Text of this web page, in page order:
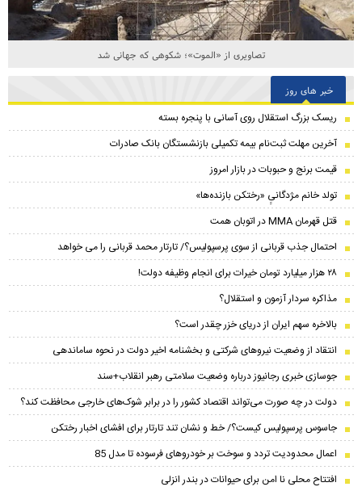
تصاویری از «الموت»؛ شکوهی که جهانی شد
خبر های روز
ریسک بزرگ استقلال روی آسانی با پنجره بسته
آخرین مهلت ثبت‌نام بیمه تکمیلی بازنشستگان بانک صادرات
قیمت برنج و حبوبات در بازار امروز
تولد خانم مژدگانیِِ «رختکن بازنده‌ها»
قتل قهرمان MMA در اتوبان همت
احتمال جذب قربانی از سوی پرسپولیس؟/ تارتار محمد قربانی را می خواهد
۲۸ هزار میلیارد تومان خیرات برای انجام وظیفه دولت!
مذاکره سردار آزمون و استقلال؟
بالاخره سهم ایران از دریای خزر چقدر است؟
انتقاد از وضعیت نیروهای شرکتی و بخشنامه اخیر دولت در نحوه ساماندهی
جوسازی خبری رجانیوز درباره وضعیت سلامتی رهبر انقلاب+سند
دولت در چه صورت می‌تواند اقتصاد کشور را در برابر شوک‌های خارجی محافظت کند؟
جاسوس پرسپولیس کیست؟/ خط و نشان تند تارتار برای افشای اخبار رختکن
اعمال محدودیت تردد و سوخت‌ بر خودروهای فرسوده تا مدل 85
افتتاح محلی نا امن برای حیوانات در بندر انزلی